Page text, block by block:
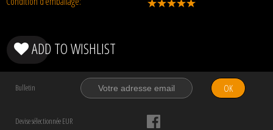
ADD TO WISHLIST
Bulletin OK
Devise sélectionnée EUR